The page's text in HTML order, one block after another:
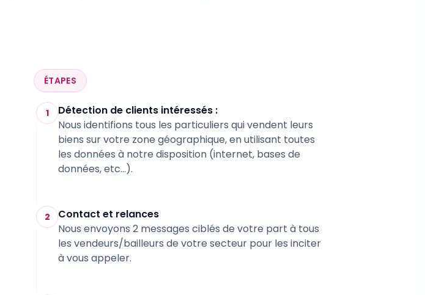
ÉTAPES
1
Détection de clients intéressés :
Nous identifions tous les particuliers qui vendent leurs
biens sur votre zone géographique, en utilisant toutes
les données à notre disposition (internet, bases de
données, etc...).
2
Contact et relances
Nous envoyons 2 messages ciblés de votre part à tous
les vendeurs/bailleurs de votre secteur pour les inciter
à vous appeler.